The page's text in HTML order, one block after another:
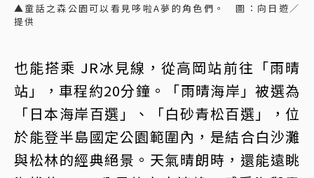
▲童話之森公園可以看見哆啦A夢的角色們。 圖：向日遊／
提供
也能搭乘 JR冰見線，從高岡站前往「雨晴
站」，車程約20分鐘。「雨晴海岸」被選為
「日本海岸百選」、「白砂青松百選」，位
於能登半島國定公園範圍內，是結合白沙灘
與松林的經典絕景。天氣晴朗時，還能遠眺